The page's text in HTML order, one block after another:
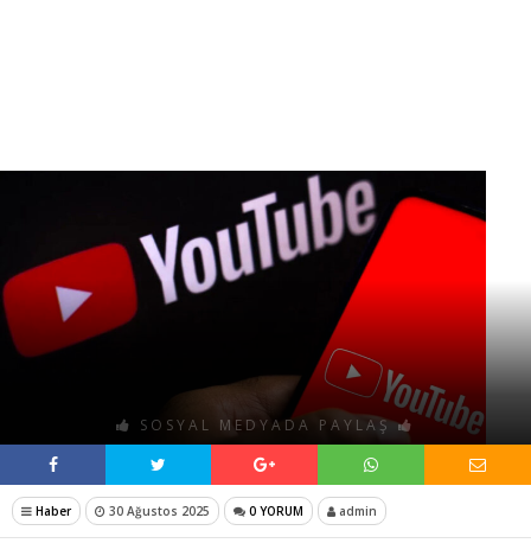
SOSYAL MEDYADA PAYLAŞ
Haber 30 Ağustos 2025 0 YORUM admin